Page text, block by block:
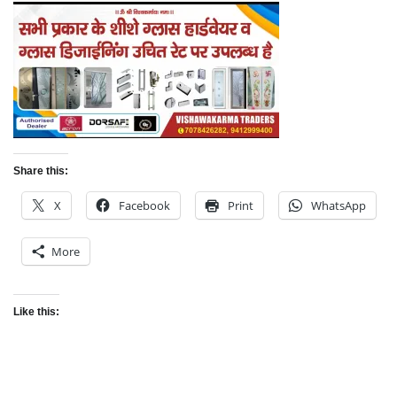
Share this:
X Facebook Print WhatsApp
More
Like this: